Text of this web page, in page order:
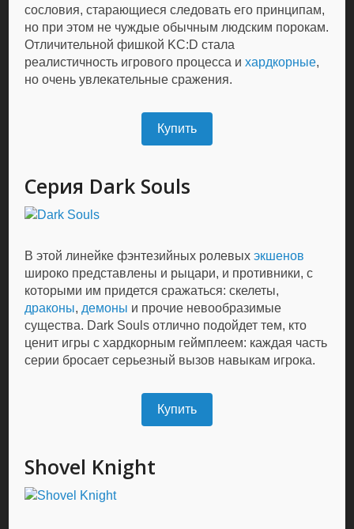
сословия, старающиеся следовать его принципам,
но при этом не чуждые обычным людским порокам.
Отличительной фишкой KC:D стала
реалистичность игрового процесса ихардкорные,
но очень увлекательные сражения.
Купить
Серия Dark Souls
В этой линейке фэнтезийных ролевыхэкшенов
широко представлены и рыцари, и противники, с
которыми им придется сражаться: скелеты,
драконы, демоны и прочие невообразимые
существа. Dark Souls отлично подойдет тем, кто
ценит игры с хардкорным геймплеем: каждая часть
серии бросает серьезный вызов навыкам игрока.
Купить
Shovel Knight